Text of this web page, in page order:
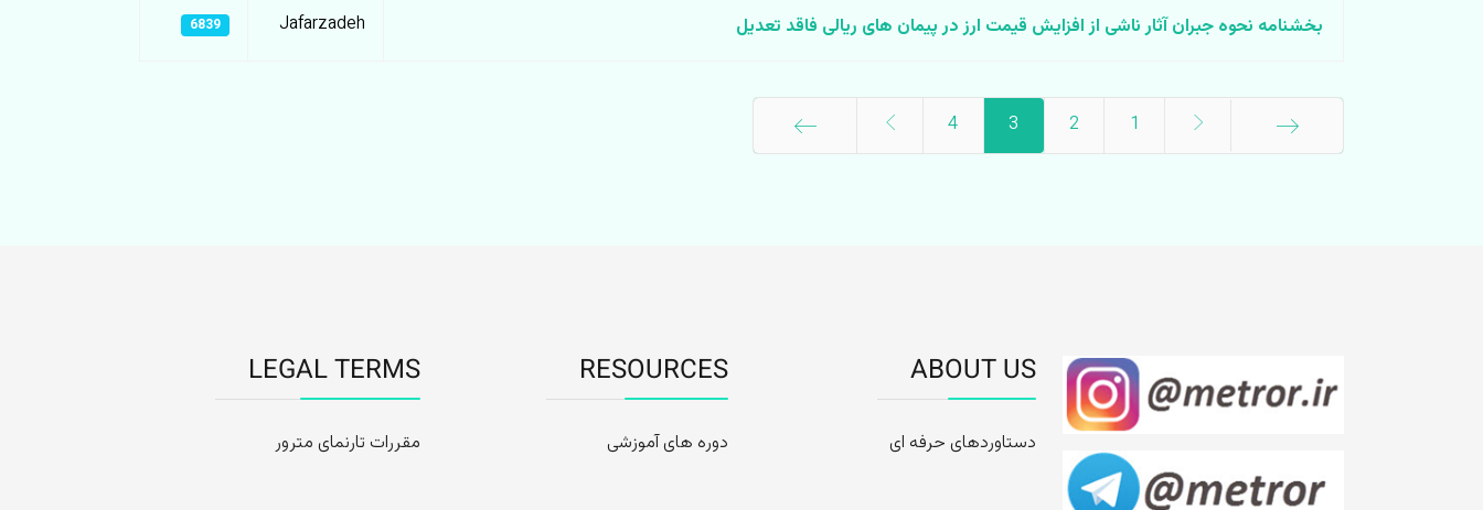
بخشنامه نحوه جبران آثار ناشی از افزایش قیمت ارز در پيمان های ريالی فاقد تعدیل Jafarzadeh
6839
1
2
3
4
ABOUT US
دستاوردهای حرفه ای
RESOURCES
دوره های آموزشی
LEGAL TERMS
مقررات تارنمای مترور